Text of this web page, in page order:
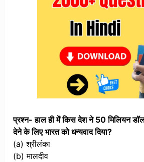
प्रश्न- हाल ही में किस देश ने 50 मिलियन
देने के लिए भारत को धन्यवाद दिया?
(a) श्रीलंका
(b) मालदीव